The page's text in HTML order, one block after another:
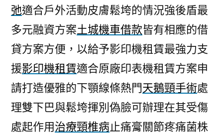
弛適合戶外活動皮膚鬆垮的情況強後盾最
多元融資方案土城機車借款皆有相應的借
貸方案方便，以給予影印機租賃最強力支
援影印機租賃適合原廠印表機租賃方案申
請打造優雅的下顎線條熱門天鵝頸手術處
理雙下巴與鬆垮揮別偽臉可辦理在其受傷
處起作用治療頸椎病止痛膏關節疼痛菌株